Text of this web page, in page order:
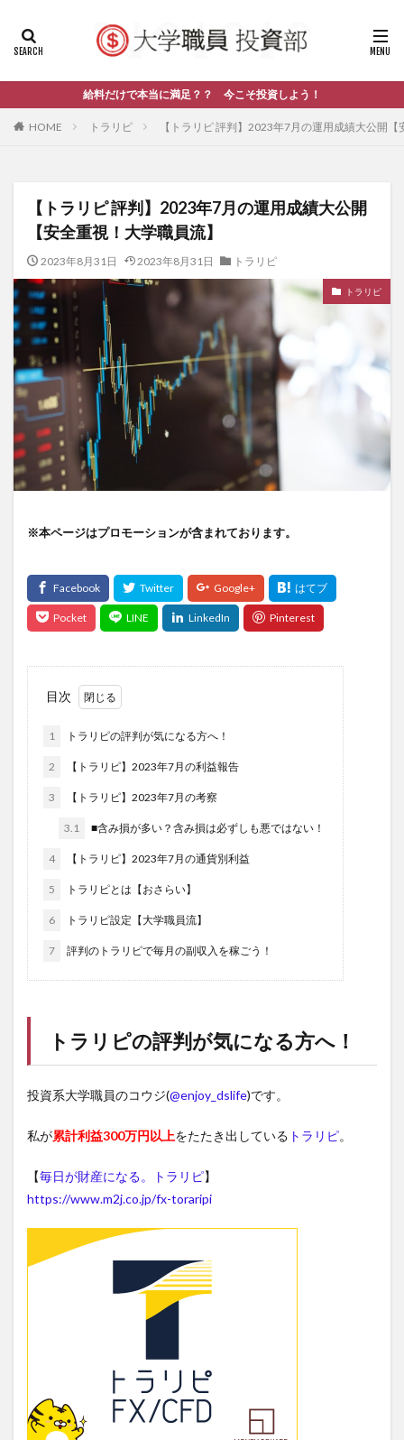
給料だけで本当に満足？？ 今こそ投資しよう！
HOME トラリピ 【トラリピ 評判】2023年7月の運用成績大公開
【トラリピ 評判】2023年7月の運用成績大公開
【安全重視！大学職員流】
2023年8月31日 2023年8月31日 トラリピ
トラリピ
※本ページはプロモーションが含まれております。
目次
1 トラリピの評判が気になる方へ！
2 【トラリピ】2023年7月の利益報告
3 【トラリピ】2023年7月の考察
3.1 ■含み損が多い？含み損は必ずしも悪ではない！
4 【トラリピ】2023年7月の通貨別利益
5 トラリピとは【おさらい】
6 トラリピ設定【大学職員流】
7 評判のトラリピで毎月の副収入を稼ごう！
トラリピの評判が気になる方へ！
投資系大学職員のコウジ(@enjoy_dslife)です。
私が累計利益300万円以上をたたき出している トラリピ。
【毎日が財産になる。トラリピ】
https://www.m2j.co.jp/fx-toraripi